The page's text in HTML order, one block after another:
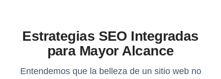
Estrategias SEO Integradas
para Mayor Alcance
Entendemos que la belleza de un sitio web no